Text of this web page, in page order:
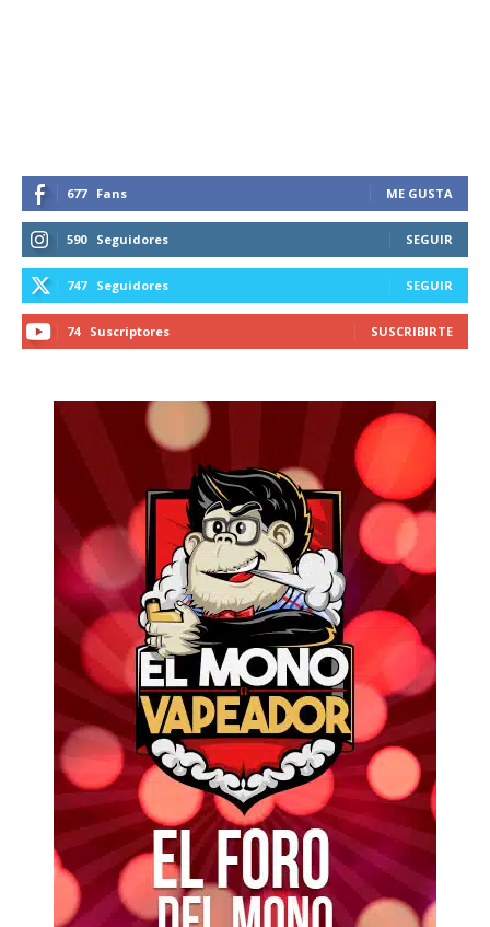
677 Fans ME GUSTA
590 Seguidores SEGUIR
747 Seguidores SEGUIR
74 Suscriptores SUSCRIBIRTE